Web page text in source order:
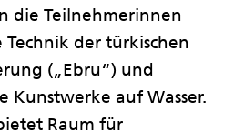
die Teilnehmerinnen
der türkischen
(„Ebru“) und
Kunstwerke auf Wasser.
Raum für